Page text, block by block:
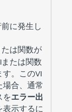
に発生し
は関数が
たは関数
す。このVI
合、通常
をエラー出
示するに